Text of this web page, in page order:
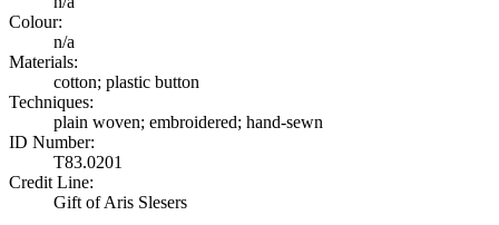
Colour:
n/a
Materials:
cotton; plastic button
Techniques:
plain woven; embroidered; hand-sewn
ID Number:
T83.0201
Credit Line:
Gift of Aris Slesers